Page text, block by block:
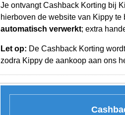
Je ontvangt Cashback Korting bij
hierboven de website van Kippy
automatisch verwerkt; extra
Let op: De Cashback Korting
zodra Kippy de aankoop aan ons